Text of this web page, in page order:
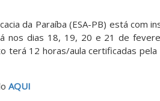
da Paraíba (ESA-PB) está com
nos dias 18, 19, 20 e 21 de
terá 12 horas/aula certificadas
AQUI